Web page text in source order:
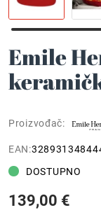
Emile
Proizvođač:
EAN:
DOSTUPNO
139,00 €